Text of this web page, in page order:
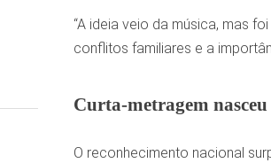
“A ideia veio da música, mas
conflitos familiares e a
Curta-metragem
O reconhecimento nacional